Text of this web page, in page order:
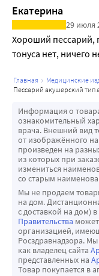
Екатерина
29 июля
Хороший пессарий,
тонуса нет, ничего
главная медицинские
пессарий акушерский
Информация о
ознакомительный
врача. Внешний вид
от изображённого
произведен на
из которых при
измениться
со старым
Мы не продаем
на дом.
с доставкой на дом) в
Правительства
организацией,
Росздравнадзора.
как владелец сайта
представленных на
Товар покупается в